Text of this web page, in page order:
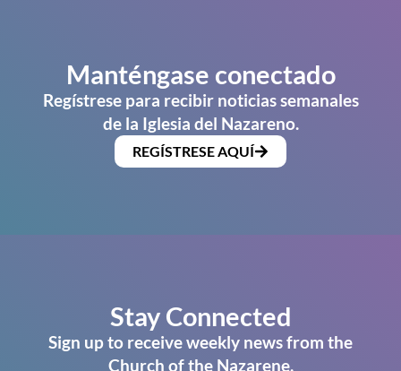
Manténgase conectado
Regístrese para recibir noticias semanales
de la Iglesia del Nazareno.
REGÍSTRESE AQUÍ
Stay Connected
Sign up to receive weekly news from the
Church of the Nazarene.